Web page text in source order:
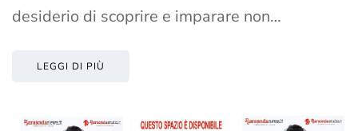
desiderio di scoprire e imparare non…
LEGGI DI PIÙ